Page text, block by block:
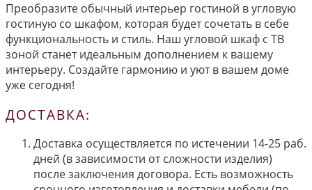
Преобразите обычный интерьер гостиной в угловую
гостиную со шкафом, которая будет сочетать в себе
функциональность и стиль. Наш угловой шкаф с ТВ
зоной станет идеальным дополнением к вашему
интерьеру. Создайте гармонию и уют в вашем доме
уже сегодня!
ДОСТАВКА:
Доставка осуществляется по истечении 14-25 раб.
дней (в зависимости от сложности изделия)
после заключения договора. Есть возможность